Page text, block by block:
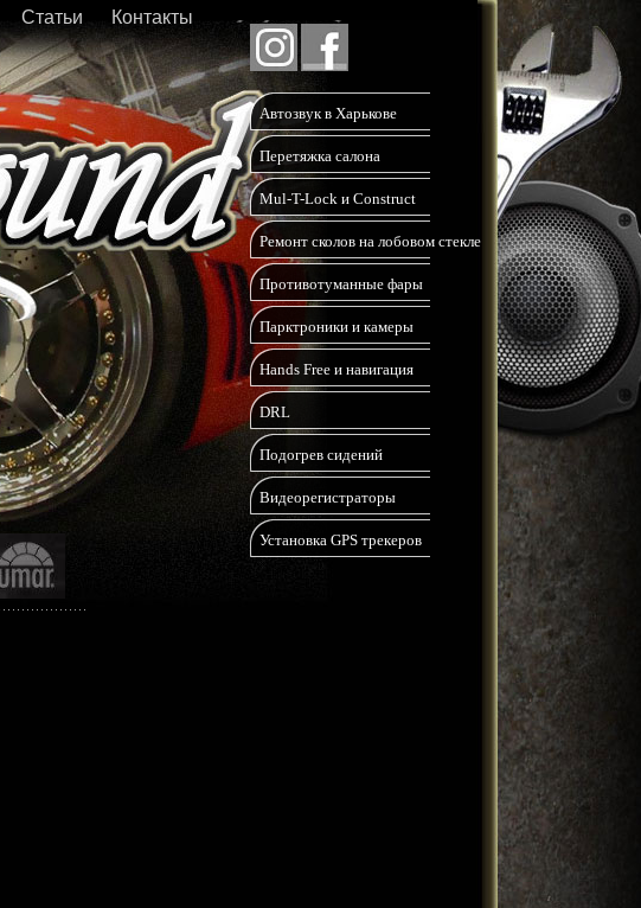
Автозвук в Харькове
Перетяжка салона
Mul-T-Lock и Construct
Ремонт сколов на лобовом стекле
Противотуманные фары
Парктроники и камеры
Hands Free и навигация
DRL
Подогрев сидений
Видеорегистраторы
Установка GPS трекеров
Статьи Контакты